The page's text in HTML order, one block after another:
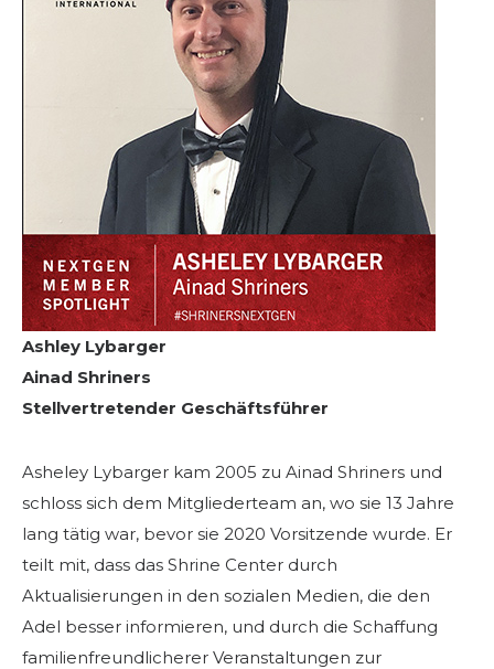
Ashley Lybarger
Ainad Shriners
Stellvertretender Geschäftsführer
Asheley Lybarger kam 2005 zu Ainad Shriners und
schloss sich dem Mitgliederteam an, wo sie 13 Jahre
lang tätig war, bevor sie 2020 Vorsitzende wurde. Er
teilt mit, dass das Shrine Center durch
Aktualisierungen in den sozialen Medien, die den
Adel besser informieren, und durch die Schaffung
familienfreundlicherer Veranstaltungen zur